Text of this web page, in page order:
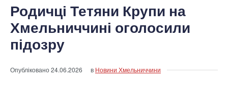
Родичці Тетяни Крупи на
Хмельниччині оголосили
підозру
Опубліковано24.06.2026 в Новини Хмельниччини